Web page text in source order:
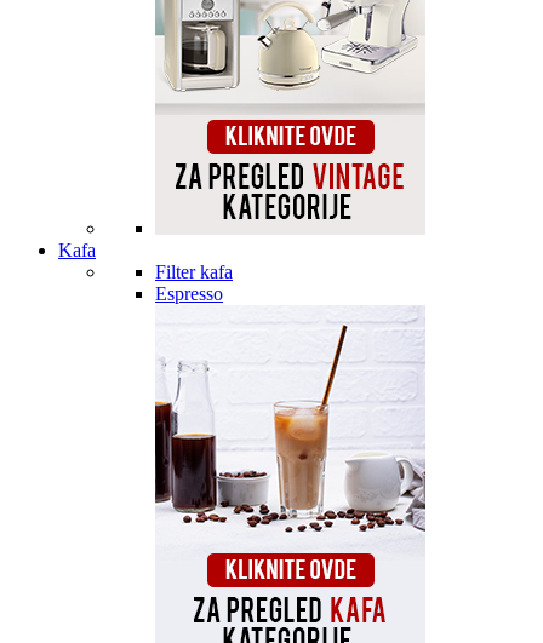
Kafa
Filter kafa
Espresso